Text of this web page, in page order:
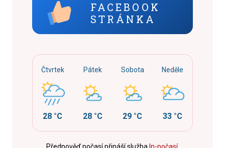
FACEBOOK
STRÁNKA
Čtvrtek
28 °C
Pátek
28 °C
Sobota
29 °C
Neděle
33 °C